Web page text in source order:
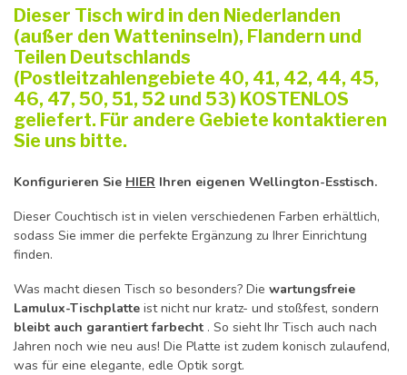
Dieser Tisch wird in den Niederlanden
(außer den Watteninseln), Flandern und
Teilen Deutschlands
(Postleitzahlengebiete 40, 41, 42, 44, 45,
46, 47, 50, 51, 52 und 53) KOSTENLOS
geliefert. Für andere Gebiete kontaktieren
Sie uns bitte.
Konfigurieren Sie HIER Ihren eigenen Wellington-Esstisch.
Dieser Couchtisch ist in vielen verschiedenen Farben erhältlich,
sodass Sie immer die perfekte Ergänzung zu Ihrer Einrichtung
finden.
Was macht diesen Tisch so besonders? Die wartungsfreie
Lamulux-Tischplatte ist nicht nur kratz- und stoßfest, sondern
bleibt auch garantiert farbecht . So sieht Ihr Tisch auch nach
Jahren noch wie neu aus! Die Platte ist zudem konisch zulaufend,
was für eine elegante, edle Optik sorgt.